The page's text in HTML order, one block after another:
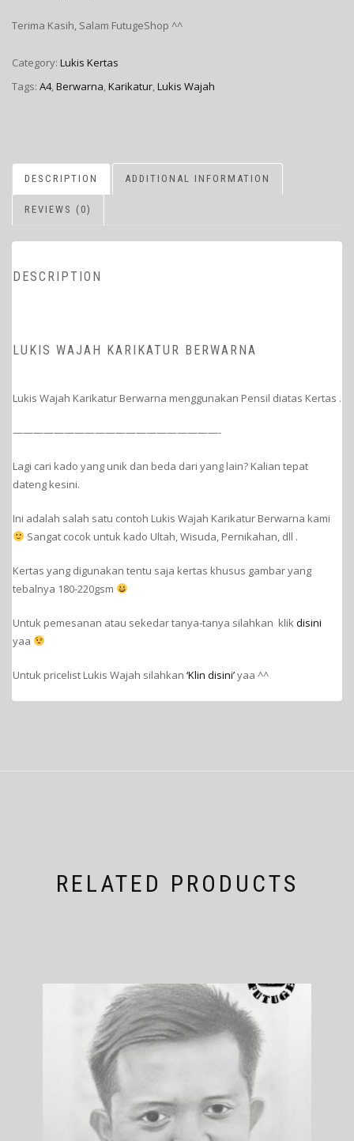
Terima Kasih, Salam FutugeShop ^^
Category: Lukis Kertas
Tags: A4,Berwarna,Karikatur,Lukis Wajah
DESCRIPTION ADDITIONAL INFORMATION
REVIEWS (0)
DESCRIPTION
LUKIS WAJAH KARIKATUR BERWARNA
Lukis Wajah Karikatur Berwarna menggunakan Pensil diatas Kertas .
————————————————————-
Lagi cari kado yang unik dan beda dari yang lain? Kalian tepat
dateng kesini.
Ini adalah salah satu contoh Lukis Wajah Karikatur Berwarna kami
Sangat cocok untuk kado Ultah, Wisuda, Pernikahan, dll .
Kertas yang digunakan tentu saja kertas khusus gambar yang
tebalnya 180-220gsm
Untuk pemesanan atau sekedar tanya-tanya silahkan klikdisini
yaa
Untuk pricelist Lukis Wajah silahkan ‘Klin disini’yaa ^^
RELATED PRODUCTS